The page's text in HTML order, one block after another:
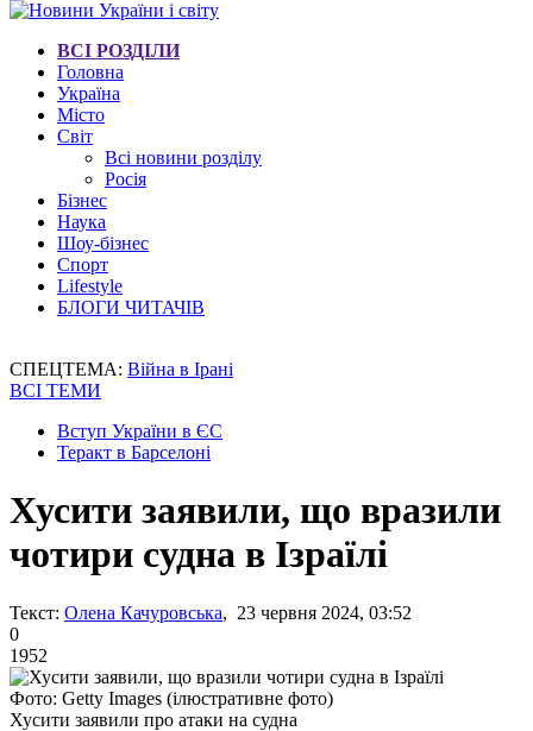
ВСІ РОЗДІЛИ
Головна
Україна
Місто
Світ
Всі новини розділу
Росія
Бізнес
Наука
Шоу-бізнес
Спорт
Lifestyle
БЛОГИ ЧИТАЧІВ
СПЕЦТЕМА: Війна в Ірані
ВСІ ТЕМИ
Вступ України в ЄС
Теракт в Барселоні
Хусити заявили, що вразили
чотири судна в Ізраїлі
Текст: Олена Качуровська, 23 червня 2024, 03:52
0
1952
Фото: Getty Images (ілюстративне фото)
Хусити заявили про атаки на судна